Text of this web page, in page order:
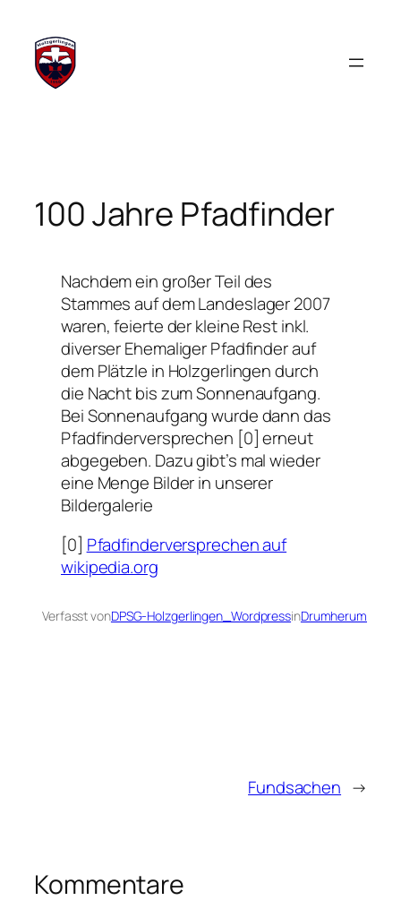
Inhalt
springen
100 Jahre Pfadfinder
Nachdem ein großer Teil des
Stammes auf dem Landeslager 2007
waren, feierte der kleine Rest inkl.
diverser Ehemaliger Pfadfinder auf
dem Plätzle in Holzgerlingen durch
die Nacht bis zum Sonnenaufgang.
Bei Sonnenaufgang wurde dann das
Pfadfinderversprechen [0] erneut
abgegeben. Dazu gibt’s mal wieder
eine Menge Bilder in unserer
Bildergalerie
[0] Pfadfinderversprechen auf
wikipedia.org
Verfasst vonDPSG-Holzgerlingen_WordpressinDrumherum
Fundsachen →
Kommentare